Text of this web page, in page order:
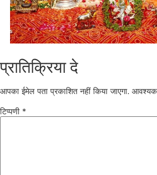
प्रातिक्रिया दे
आपका ईमेल पता प्रकाशित नहीं किया जाएगा. आवश्यक
टिप्पणी *